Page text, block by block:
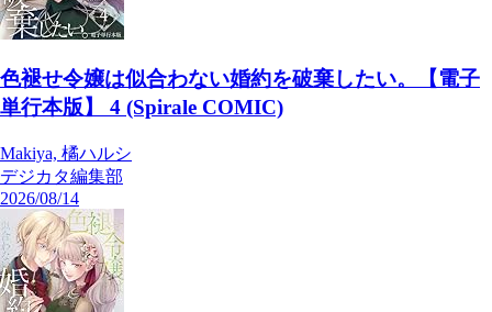
色褪せ令嬢は似合わない婚約を破棄したい。【電子
単行本版】 4 (Spirale COMIC)
Makiya, 橘ハルシ
デジカタ編集部
2026/08/14